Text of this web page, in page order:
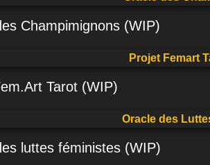
Champimignons (WIP)
Tarot (WIP)
luttes féministes (WIP)